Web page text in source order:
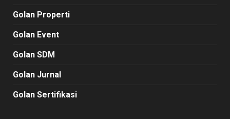
Golan Properti
Golan Event
Golan SDM
Golan Jurnal
Golan Sertifikasi